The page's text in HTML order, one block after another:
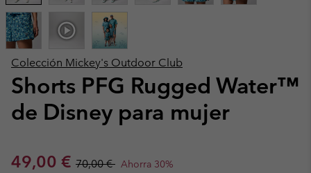
Colección Mickey's Outdoor Club
Shorts PFG Rugged Water™
de Disney para mujer
Sale price:
49,00 € Regular price:
70,00 € Ahorra 30%